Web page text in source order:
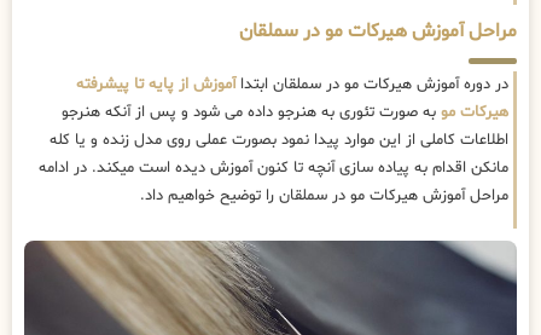
مراحل آموزش هیرکات مو در سملقان
در دوره آموزش هیرکات مو در سملقان ابتداآموزش از پایه تا پیشرفته
هیرکات مو به صورت تئوری به هنرجو داده می شود و پس از آنکه هنرجو
اطلاعات کاملی از این موارد پیدا نمود بصورت عملی روی مدل زنده و یا کله
مانکن اقدام به پیاده سازی آنچه تا کنون آموزش دیده است میکند. در ادامه
مراحل آموزش هیرکات مو در سملقان را توضیح خواهیم داد.